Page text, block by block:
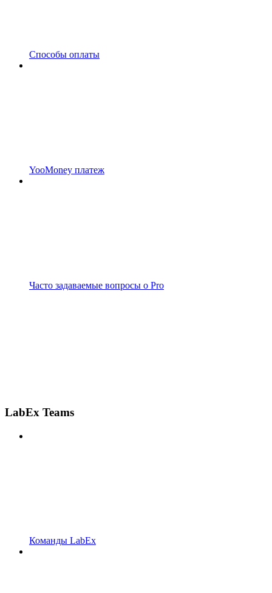
Способы оплаты
YooMoney платеж
Часто задаваемые вопросы о Pro
LabEx Teams
Команды LabEx